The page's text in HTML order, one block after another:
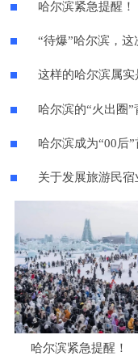
哈尔滨紧急提醒！
“待爆”哈尔滨，这
这样的哈尔滨属实
哈尔滨的“火出圈
哈尔滨成为“00后
关于发展旅游民
哈尔滨紧急提醒！